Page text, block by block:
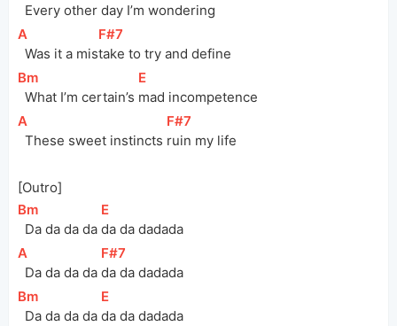
  Every other
day I’m wondering
[
A
  Was it a
mis
[F#7
take to try and define
[Bm
  What I’m certain’s
[E
mad incompetence
[
A
  These sweet instincts
[F#7
ruin my life
[Outro]
[Bm
  Da da da da
[E
da da dadada
[
A
  Da da da da
[F#7
da da dadada
[Bm
  Da da da da
[E
da da dadada